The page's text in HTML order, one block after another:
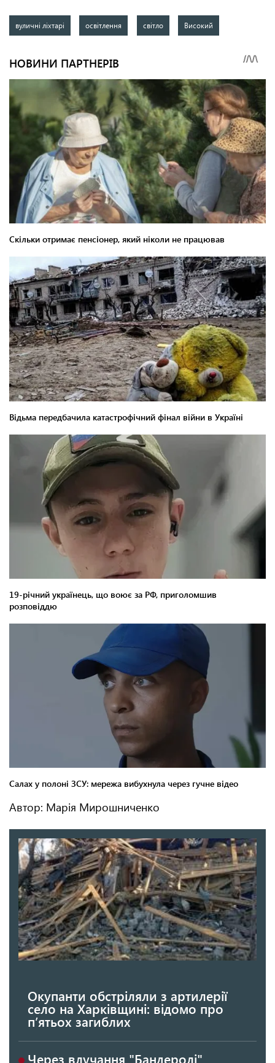
вуличні ліхтарі освітлення світло Високий
Автор: Марія Мирошниченко
Окупанти обстріляли з артилерії
село на Харківщині: відомо про
п’ятьох загиблих
Через влучання "Бандеролі"